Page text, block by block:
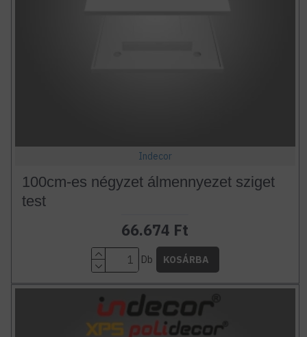
Indecor
100cm-es négyzet álmennyezet sziget
test
66.674 Ft
Db KOSÁRBA